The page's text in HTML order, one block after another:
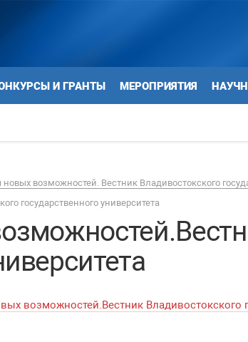
И ГРАНТЫ МЕРОПРИЯТИЯ
возможностей. Вестник Владивостокского
государственного университета
возможностей.Вестник Владивостокского